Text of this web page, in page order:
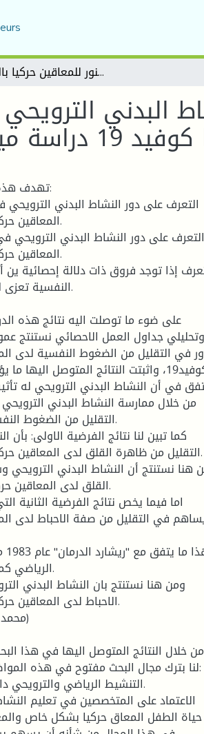
دور النشاط البدني الترويحي في التقليل من الضغوط النفسية في ظل جائحة كورونا كوفيد 19 دراسة ميدانية بمركز النور للمعاقين حركيا بالمسيلة
البدني
حركيا بالمسيلة
تهدف هذه
النفسية تعزى
على ضوء ما توصلت اليه نتائج هذه
وتحليلي جداول العمل الاحصائي نستنتج
في التقليل من الضغوط النفسية لدى
كوفيد19، واثبتت النتائج المتوصل
في أن النشاط البدني الترويحي له
من خلال ممارسة النشاط البدني
التقليل من الضغوط
كما تبين لنا نتائج الفرضية الاولى:
هنا نستنتج أن النشاط البدني
اما فيما يخص نتائج الفرضية الثانية
في التقليل من صفة الاحباط لدى
الرياضي
ومن هنا نستنتج بان النشاط البدني
من خلال النتائج المتوصل اليها في هذا
لنا بترك مجال البحث مفتوح في هذه
حياة الطفل المعاق حركيا بشكل خاص